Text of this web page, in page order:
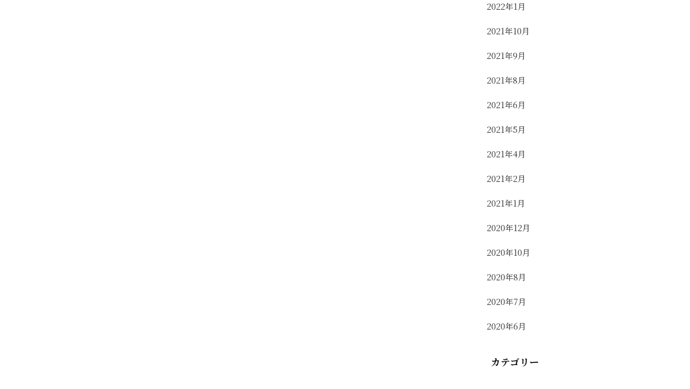
2022年1月
2021年10月
2021年9月
2021年8月
2021年6月
2021年5月
2021年4月
2021年2月
2021年1月
2020年12月
2020年10月
2020年8月
2020年7月
2020年6月
カテゴリー